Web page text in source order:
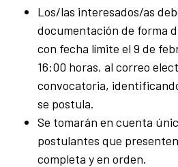
Los/las interesados/as
documentación de forma
con fecha límite el 9 de
16:00 horas, al correo
convocatoria,
se postula.
Se tomarán en cuenta
postulantes que
completa y en orden.